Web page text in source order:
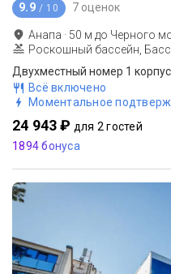
9.9 / 10 7 оценок
Анапа · 50 м до Черного
Роскошный бассейн,
Всё включено
Моментальное
24 943 ₽ для 2 гостей
1894 бонуса